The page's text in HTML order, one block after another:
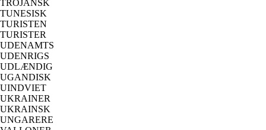
TROJANSK
TUNESISK
TURISTEN
TURISTER
UDENAMTS
UDENRIGS
UDLÆNDIG
UGANDISK
UINDVIET
UKRAINER
UKRAINSK
UNGARERE